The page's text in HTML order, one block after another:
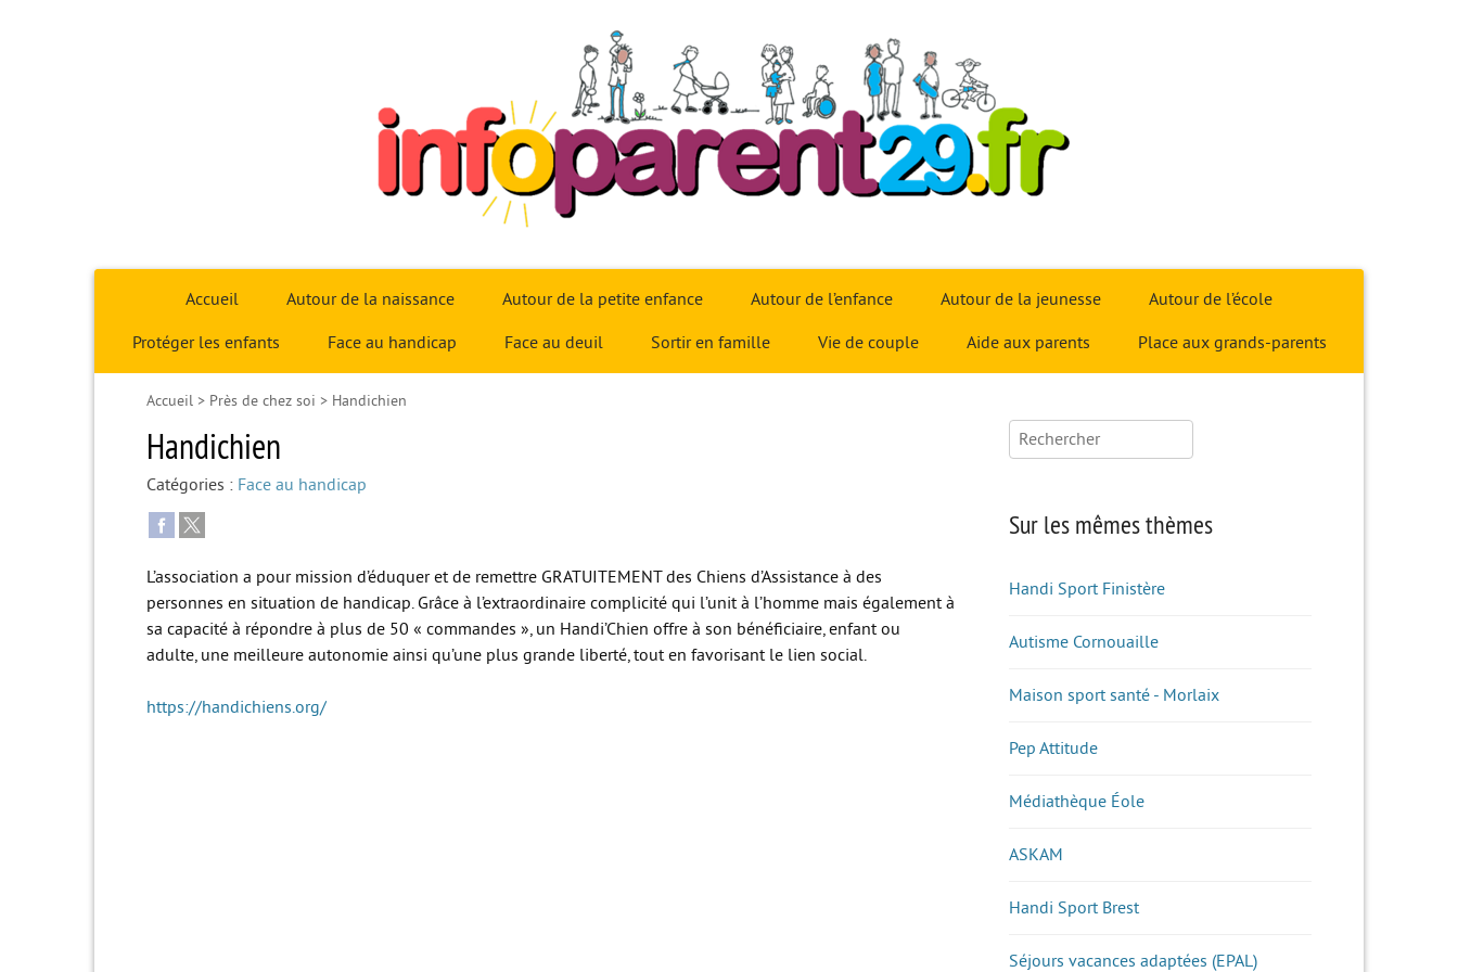
Infoparent29
Accueil Autour de la naissance Autour de la petite enfance Autour de l’enfance Autour de la jeunesse Autour de l’école
Protéger les enfants Face au handicap Face au deuil Sortir en famille Vie de couple Aide aux parents Place aux grands-parents
Accueil > Près de chez soi > Handichien
Handichien
Catégories : Face au handicap
L’association a pour mission d’éduquer et de remettre GRATUITEMENT des Chiens d’Assistance à des
personnes en situation de handicap. Grâce à l’extraordinaire complicité qui l’unit à l’homme mais également à
sa capacité à répondre à plus de 50 « commandes », un Handi’Chien offre à son bénéficiaire, enfant ou
adulte, une meilleure autonomie ainsi qu’une plus grande liberté, tout en favorisant le lien social.
https://handichiens.org/
Rechercher :
Sur les mêmes thèmes
Handi Sport Finistère
Autisme Cornouaille
Maison sport santé - Morlaix
Pep Attitude
Médiathèque Éole
ASKAM
Handi Sport Brest
Séjours vacances adaptées (EPAL)